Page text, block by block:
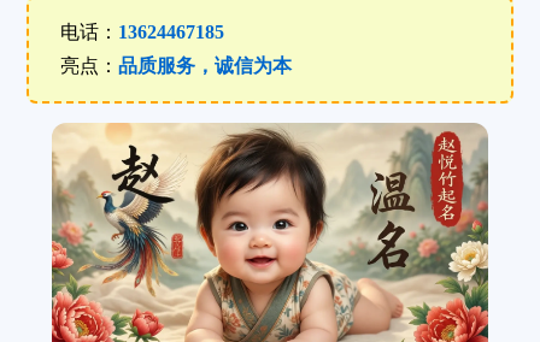
电话： 13624467185
亮点：品质服务，诚信为本